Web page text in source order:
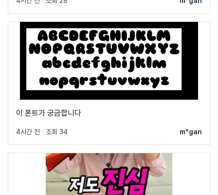
이 폰트가 궁금합니다
4시간 전 조회 34 m*gan